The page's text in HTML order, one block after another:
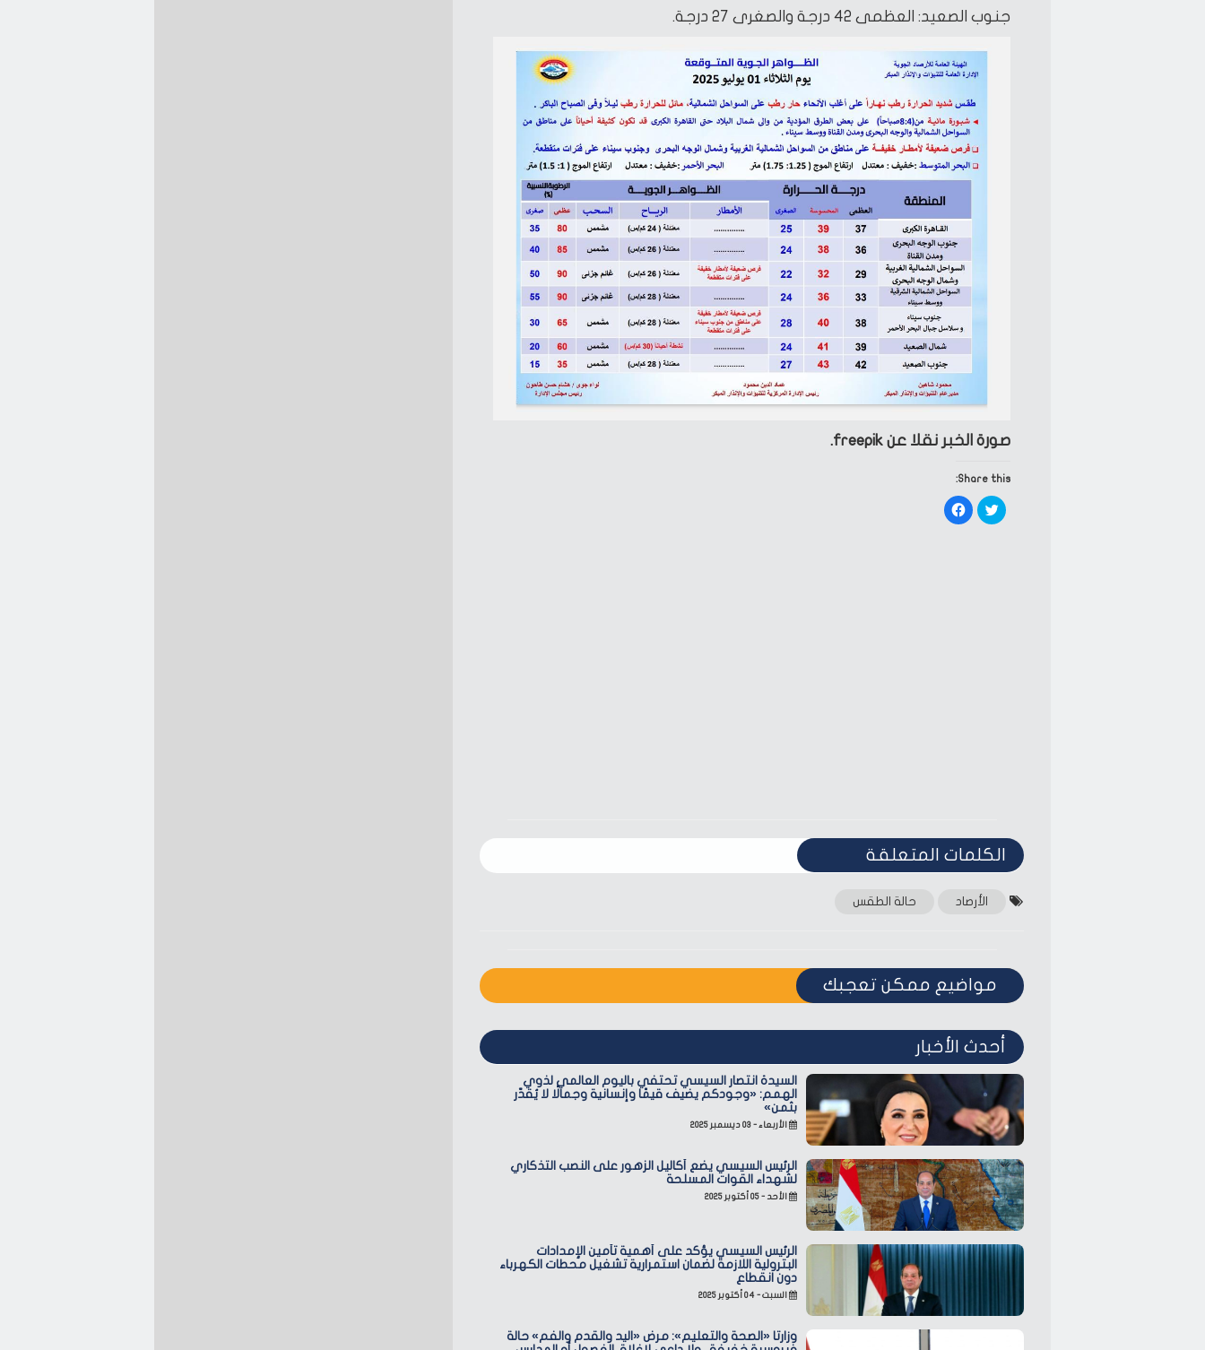
جنوب الصعيد: العظمى 42 درجة والصغرى 27 درجة.
صورة الخبر نقلا عن freepik.
Share this:
Click
to
share
Click
to
الكلمات المتعلقة‎
الأرصاد حالة الطقس
مواضيع ممكن تعجبك
أحدث الأخبار
السيدة انتصار السيسي تحتفي باليوم العالمي لذوي
الهمم: «وجودكم يضيف قيمًا وإنسانية وجمالًا لا يُقدّر
بثمن»
الأربعاء - ٠٣ ديسمبر ٢٠٢٥
الرئيس السيسي يضع أكاليل الزهور على النصب التذكاري
لشهداء القوات المسلحة
الأحد - ٠٥ أكتوبر ٢٠٢٥
الرئيس السيسي يؤكد على أهمية تأمين الإمدادات
البترولية اللازمة لضمان استمرارية تشغيل محطات الكهرباء
دون انقطاع
السبت - ٠٤ أكتوبر ٢٠٢٥
وزارتا «الصحة والتعليم»: مرض «اليد والقدم والفم» حالة